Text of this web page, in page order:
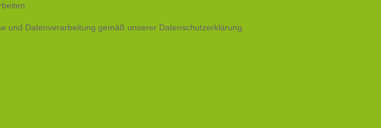
und Datenverarbeitung gemäß unserer Datenschutzerklärung.